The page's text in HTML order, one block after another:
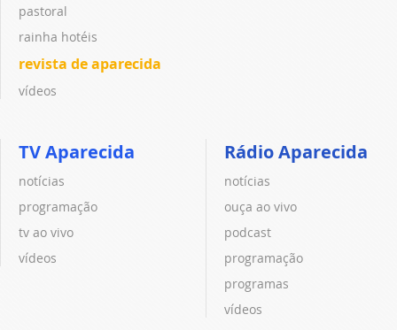
pastoral
rainha hotéis
revista de aparecida
vídeos
TV Aparecida
notícias
programação
tv ao vivo
vídeos
Rádio Aparecida
notícias
ouça ao vivo
podcast
programação
programas
vídeos